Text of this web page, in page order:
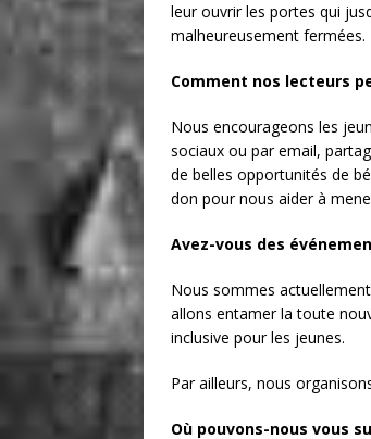
leur ouvrir les portes qui
malheureusement fermées.
Comment nos lecteurs
Nous encourageons les
sociaux ou par email,
de belles opportunités de
don pour nous aider à
Avez-vous des
Nous sommes
allons entamer la toute
inclusive pour les jeunes.
Par ailleurs, nous
Où pouvons-nous vous